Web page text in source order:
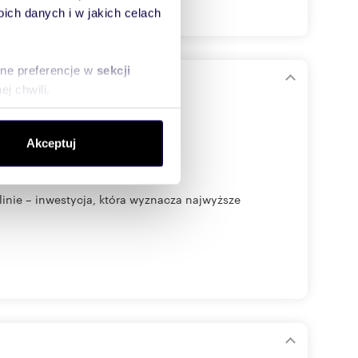
danych i w jakich celach
preferencje w sekcji
chwili.
społecznościowym,
od Ciebie lub
Akceptuj
– inwestycja, która wyznacza najwyższe